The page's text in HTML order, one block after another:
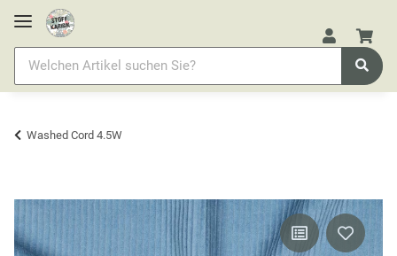
Washed Cord 4.5W